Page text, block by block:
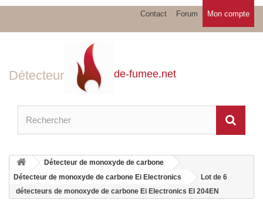
Mon compte
Forum
Contact
Détecteur de-fumee.net
Détecteur de monoxyde de carbone
Détecteur de monoxyde de carbone Ei Electronics
Lot de 6
détecteurs de monoxyde de carbone Ei Electronics EI 204EN